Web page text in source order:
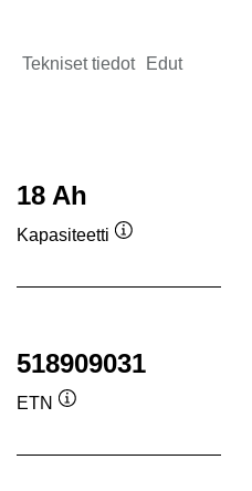
Tekniset tiedot Edut
18 Ah
Kapasiteetti
518909031
ETN